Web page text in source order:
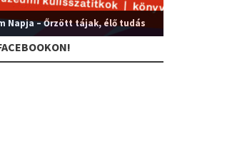
Napja – Őrzött tájak, élő tudás